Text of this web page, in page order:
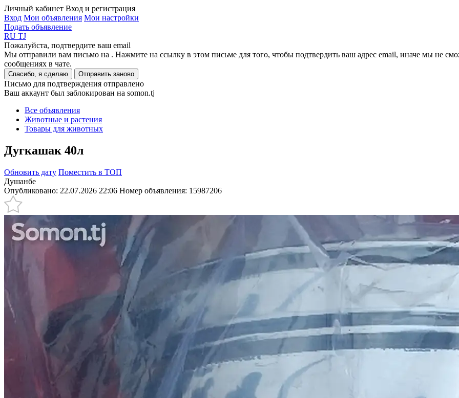
Личный кабинет Вход и регистрация
Вход Мои объявления Мои настройки
Подать объявление
RU TJ
Пожалуйста, подтвердите ваш email
Мы отправили вам письмо на . Нажмите на ссылку в этом письме для того, чтобы подтвердить ваш адрес email, иначе мы не
сообщениях в чате.
Спасибо, я сделаю Отправить заново
Письмо для подтверждения отправлено
Ваш аккаунт был заблокирован на somon.tj
Все объявления
Животные и растения
Товары для животных
Дугкашак 40л
Обновить дату Поместить в ТОП
Душанбе
Опубликовано: 22.07.2026 22:06 Номер объявления: 15987206